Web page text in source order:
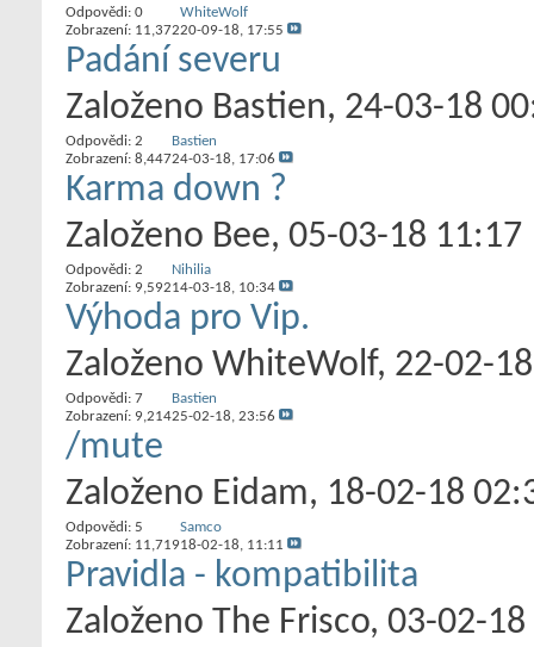
Odpovědi: 0
Zobrazení: 11,372
WhiteWolf
20-09-18, 17:55
Padání severu
Založeno Bastien‎, 24-03-18
Odpovědi: 2
Zobrazení: 8,447
Bastien
24-03-18, 17:06
Karma down ?
Založeno Bee‎, 05-03-18 11:17
Odpovědi: 2
Zobrazení: 9,592
Nihilia
14-03-18, 10:34
Výhoda pro Vip.
Založeno WhiteWolf‎, 22-02-
Odpovědi: 7
Zobrazení: 9,214
Bastien
25-02-18, 23:56
/mute
Založeno Eidam‎, 18-02-18
Odpovědi: 5
Zobrazení: 11,719
Samco
18-02-18, 11:11
Pravidla - kompatibilita
Založeno The Frisco‎, 03-02-